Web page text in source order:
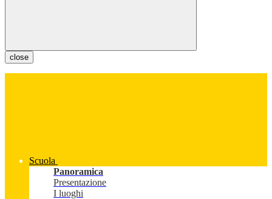
close
Scuola
Panoramica
Presentazione
I luoghi